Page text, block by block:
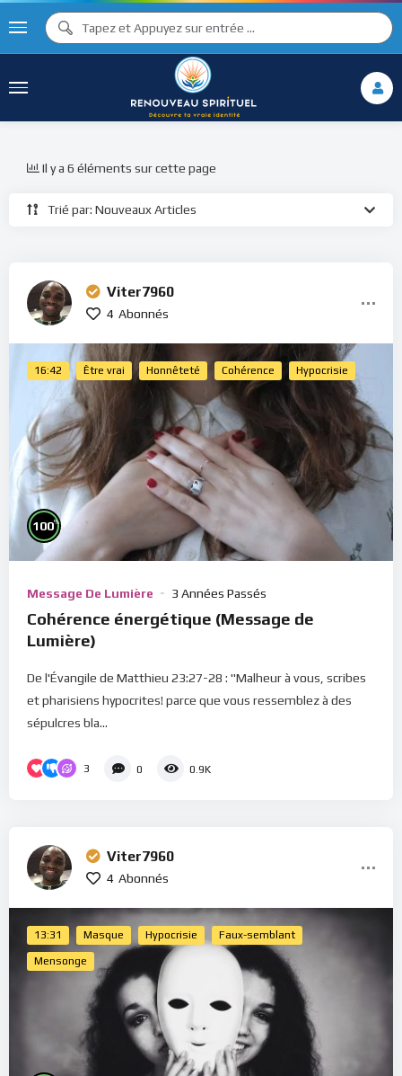
Trié par: Nouveaux Articles
Il y a 6 éléments sur cette page
Viter7960
4 Abonnés
16:42 Être vrai Honnêteté Cohérence Hypocrisie
100%
Message De Lumière 3 Années Passés
Cohérence énergétique (Message de
Lumière)
De l'Évangile de Matthieu 23:27-28 : "Malheur à vous, scribes
et pharisiens hypocrites! parce que vous ressemblez à des
sépulcres bla...
3 0 0.9K
Viter7960
4 Abonnés
13:31 Masque Hypocrisie Faux-semblant
Mensonge